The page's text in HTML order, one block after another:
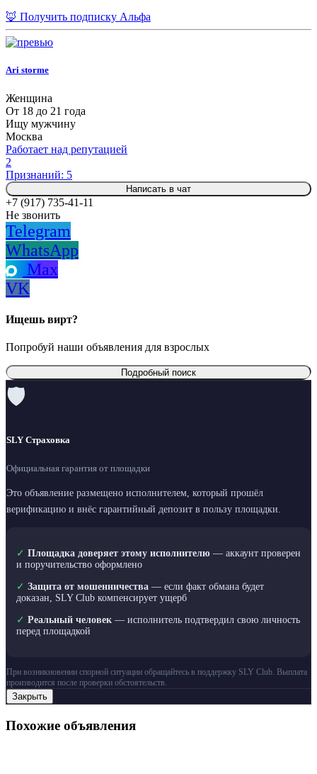
🦊 Получить подписку Альфа
Ari storme
Женщина
От 18 до 21 года
Ищу мужчину
Москва
Работает над репутацией
2
Признаний: 5
Написать в чат
+7 (917) 735-41-11
Не звонить
Telegram
WhatsApp
Max
VK
Ищешь вирт?
Попробуй наши объявления для взрослых
Подробный поиск
🛡
SLY Страховка
Официальная гарантия от площадки
Это объявление размещено исполнителем, который прошёл
верификацию и внёс гарантийный депозит в пользу площадки.
✓ Площадка доверяет этому исполнителю — аккаунт проверен
и поручительство оформлено
✓ Защита от мошенничества — если факт обмана будет
доказан, SLY Club компенсирует ущерб
✓ Реальный человек — исполнитель подтвердил свою личность
перед площадкой
При возникновении спорной ситуации обращайтесь в поддержку SLY Club. Выплата
производится после проверки обстоятельств.
Закрыть
Похожие объявления